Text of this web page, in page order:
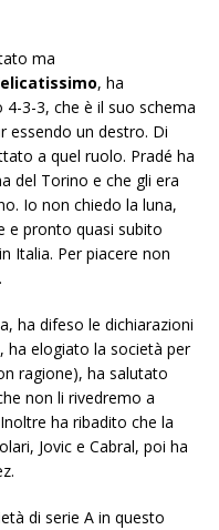
ma
, ha
3-3, che è il suo schema
essendo un destro. Di
a quel ruolo. Pradé ha
del Torino e che gli era
Io non chiedo la luna,
e pronto quasi subito
Italia. Per piacere non
ha difeso le dichiarazioni
ha elogiato la società per
ragione), ha salutato
non li rivedremo a
ha ribadito che la
Jovic e Cabral, poi ha
di serie A in questo